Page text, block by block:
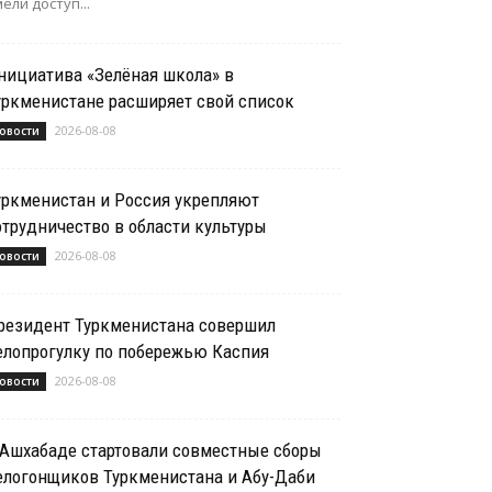
«Зелёная школа» в
расширяет свой список
2026-08-08
и Россия укрепляют
в области культуры
2026-08-08
Туркменистана совершил
по побережью Каспия
2026-08-08
стартовали совместные сборы
Туркменистана и Абу-Даби